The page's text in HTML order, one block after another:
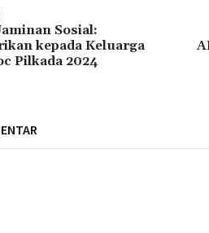
Sosial:
kepada Keluarga
Pilkada 2024